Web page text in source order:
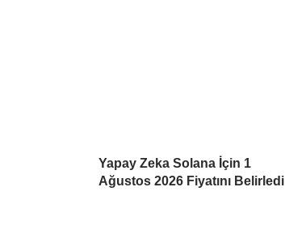
Yapay Zeka Solana İçin 1
Ağustos 2026 Fiyatını Belirledi